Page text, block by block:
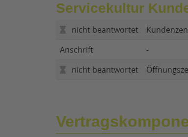
Servicekultur
nicht beantwortet
Anschrift
-
nicht beantwortet